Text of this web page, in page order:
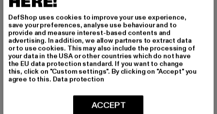
Farbe: schwarz
Hersteller Farbe: black
Materialzusammensetzung: 60% Baumwolle, 40%
Polyacryl
Art.Nr: PD00007590-00007
Hersteller: Urban Styles Agency GmbH & Co. KG |
Schanzenstraße 41 | 51063 Köln | DE
DefShop uses cookies to improve your use experience,
save your preferences, analyse use behaviour and to
provide and measure interest-based contents and
advertising. In addition, we allow partners to extract data
or to use cookies. This may also include the processing of
your data in the USA or other countries which do not have
the EU data protection standard. If you want to change
this, click on "Custom settings". By clicking on "Accept" you
agree to this. Data protection
ACCEPT